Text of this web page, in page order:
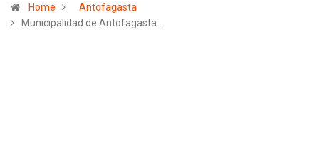
Home
Antofagasta
Municipalidad de Antofagasta…